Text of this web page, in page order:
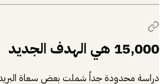
15,000 هي الهدف الجديد